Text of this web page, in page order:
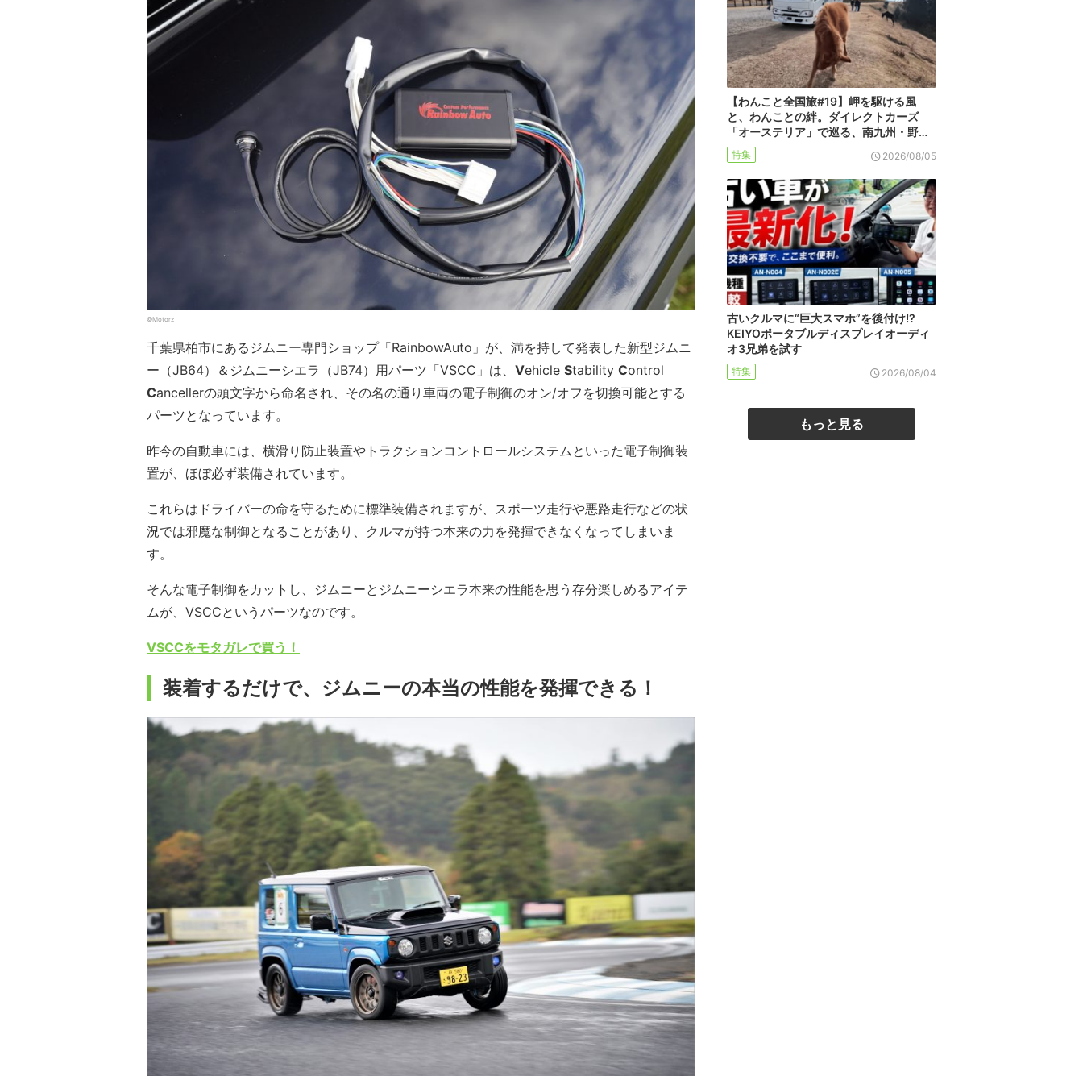
©Motorz
千葉県柏市にあるジムニー専門ショップ「RainbowAuto」が、満を持して発表した新型ジムニ
ー（JB64）＆ジムニーシエラ（JB74）用パーツ「VSCC」は、 Vehicle Stability Control
Cancellerの頭文字から命名され、その名の通り車両の電子制御のオン/オフを切換可能とする
パーツとなっています。
昨今の自動車には、横滑り防止装置やトラクションコントロールシステムといった電子制御装
置が、ほぼ必ず装備されています。
これらはドライバーの命を守るために標準装備されますが、スポーツ走行や悪路走行などの状
況では邪魔な制御となることがあり、クルマが持つ本来の力を発揮できなくなってしまいま
す。
そんな電子制御をカットし、ジムニーとジムニーシエラ本来の性能を思う存分楽しめるアイテ
ムが、VSCCというパーツなのです。
VSCCをモタガレで買う！
装着するだけで、ジムニーの本当の性能を発揮できる！
【わんこと全国旅#19】岬を駆ける風
と、わんことの絆。ダイレクトカーズ
「オーステリア」で巡る、南九州・野…
特集 2026/08/05
古いクルマに“巨大スマホ”を後付け!?
KEIYOポータブルディスプレイオーディ
オ3兄弟を試す
特集 2026/08/04
もっと見る